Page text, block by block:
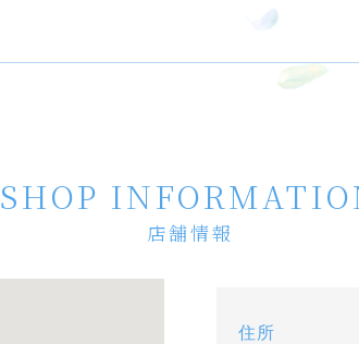
SHOP
店舗情報
住所